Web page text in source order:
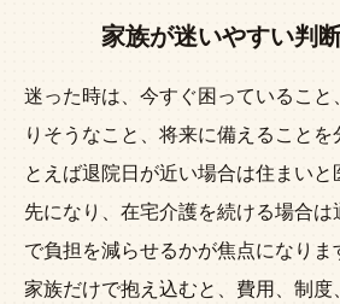
家族が迷いやすい判
迷った時は、今すぐ困っていること
りそうなこと、将来に備えることを
とえば退院日が近い場合は住まい
先になり、在宅介護を続ける場合
で負担を減らせるかが焦点になりま
家族だけで抱え込むと、費用、制度